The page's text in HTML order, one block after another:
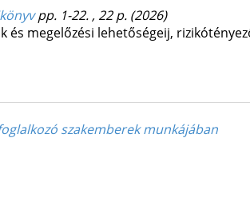
pp. 1-22. , 22 p. (2026)
megelőzési lehetőségeij,
szakemberek munkájában